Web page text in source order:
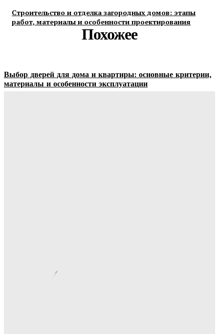
Строительство и отделка загородных домов: этапы
работ, материалы и особенности проектирования
Похожее
Выбор дверей для дома и квартиры: основные критерии,
материалы и особенности эксплуатации